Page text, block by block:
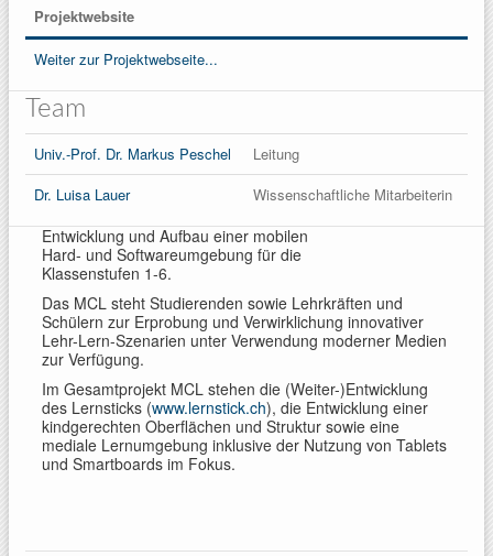
Projektwebsite
Weiter zur Projektwebseite...
Team
Univ.-Prof. Dr. Markus Peschel
Leitung
Dr. Luisa Lauer
Wissenschaftliche Mitarbeiterin
Entwicklung und Aufbau einer mobilen
Hard- und Softwareumgebung für die
Klassenstufen 1-6.
Das MCL steht Studierenden sowie Lehrkräften und
Schülern zur Erprobung und Verwirklichung innovativer
Lehr-Lern-Szenarien unter Verwendung moderner Medien
zur Verfügung.
Im Gesamtprojekt MCL stehen die (Weiter-)Entwicklung
des Lernsticks (www.lernstick.ch), die Entwicklung einer
kindgerechten Oberflächen und Struktur sowie eine
mediale Lernumgebung inklusive der Nutzung von Tablets
und Smartboards im Fokus.